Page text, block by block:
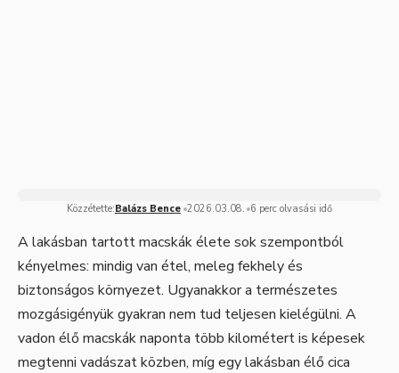
Közzétette:Balázs Bence 2026.03.08. 6 perc olvasási idő
A lakásban tartott macskák élete sok szempontból
kényelmes: mindig van étel, meleg fekhely és
biztonságos környezet. Ugyanakkor a természetes
mozgásigényük gyakran nem tud teljesen kielégülni. A
vadon élő macskák naponta több kilométert is képesek
megtenni vadászat közben, míg egy lakásban élő cica